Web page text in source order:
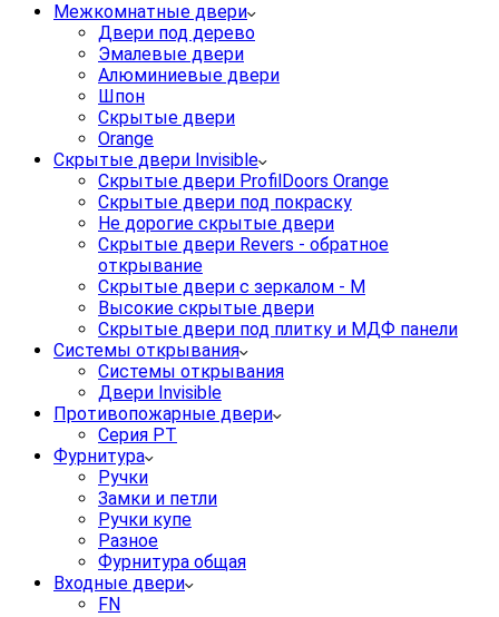
Межкомнатные двери
Двери под дерево
Эмалевые двери
Алюминиевые двери
Шпон
Скрытые двери
Orange
Скрытые двери Invisible
Скрытые двери ProfilDoors Orange
Скрытые двери под покраску
Не дорогие скрытые двери
Скрытые двери Revers - обратное
открывание
Скрытые двери с зеркалом - M
Высокие скрытые двери
Скрытые двери под плитку и МДФ панели
Системы открывания
Системы открывания
Двери Invisible
Противопожарные двери
Серия PT
Фурнитура
Ручки
Замки и петли
Ручки купе
Разное
Фурнитура общая
Входные двери
FN